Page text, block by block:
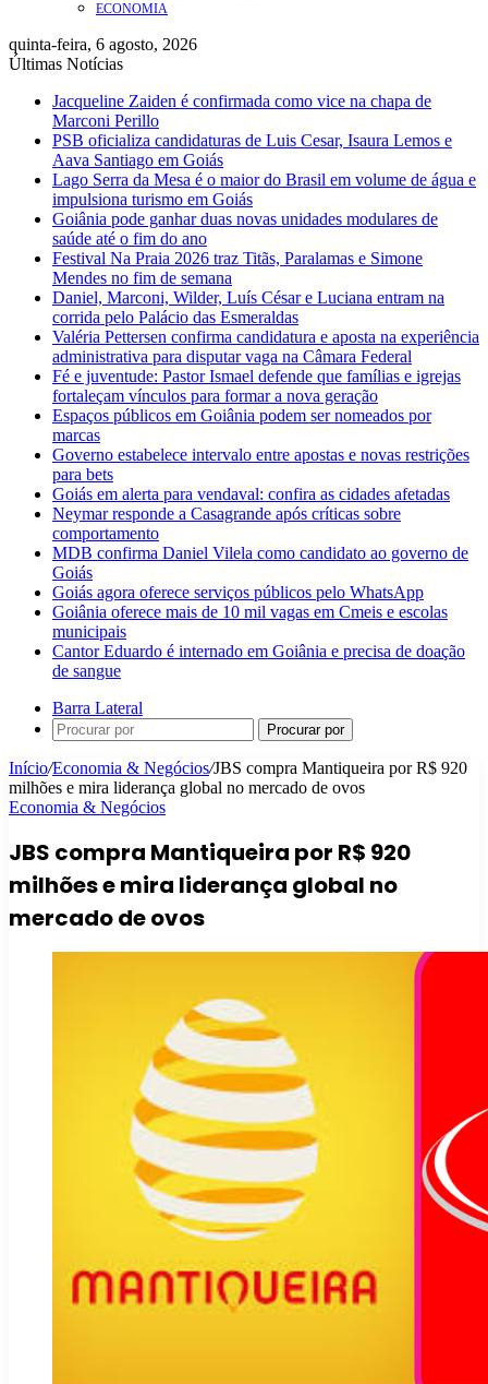
ECONOMIA
quinta-feira, 6 agosto, 2026
Últimas Notícias
Jacqueline Zaiden é confirmada como vice na chapa de
Marconi Perillo
PSB oficializa candidaturas de Luis Cesar, Isaura Lemos e
Aava Santiago em Goiás
Lago Serra da Mesa é o maior do Brasil em volume de água e
impulsiona turismo em Goiás
Goiânia pode ganhar duas novas unidades modulares de
saúde até o fim do ano
Festival Na Praia 2026 traz Titãs, Paralamas e Simone
Mendes no fim de semana
Daniel, Marconi, Wilder, Luís César e Luciana entram na
corrida pelo Palácio das Esmeraldas
Valéria Pettersen confirma candidatura e aposta na experiência
administrativa para disputar vaga na Câmara Federal
Fé e juventude: Pastor Ismael defende que famílias e igrejas
fortaleçam vínculos para formar a nova geração
Espaços públicos em Goiânia podem ser nomeados por
marcas
Governo estabelece intervalo entre apostas e novas restrições
para bets
Goiás em alerta para vendaval: confira as cidades afetadas
Neymar responde a Casagrande após críticas sobre
comportamento
MDB confirma Daniel Vilela como candidato ao governo de
Goiás
Goiás agora oferece serviços públicos pelo WhatsApp
Goiânia oferece mais de 10 mil vagas em Cmeis e escolas
municipais
Cantor Eduardo é internado em Goiânia e precisa de doação
de sangue
Barra Lateral
Procurar por
Início/Economia & Negócios/JBS compra Mantiqueira por R$ 920
milhões e mira liderança global no mercado de ovos
Economia & Negócios
JBS compra Mantiqueira por R$ 920
milhões e mira liderança global no
mercado de ovos